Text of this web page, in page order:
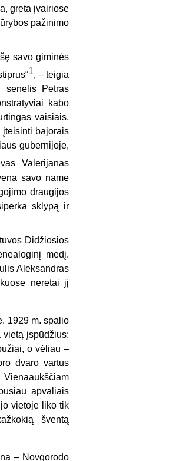
greta įvairiose
pažinimo
savo giminės
1, – teigia
senelis Petras
kabo
vaisiais,
bajorais
gubernijoje,
Valerijanas
savo name
draugijos
sklypą ir
Didžiosios
medį.
Aleksandras
neretai jį
1929 m. spalio
įspūdžius:
o vėliau –
dvaro vartus
apvaliais
vietoje liko tik
šventą
– Novgorodo